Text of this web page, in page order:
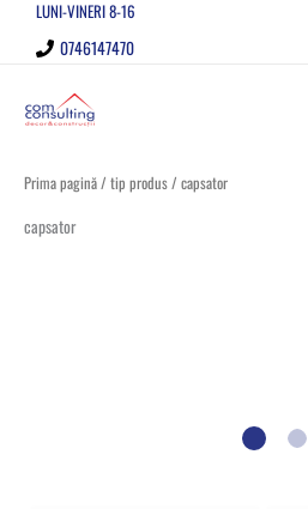
LUNI-VINERI 8-16
0746147470
Prima pagină/ tip produs / capsator
capsator